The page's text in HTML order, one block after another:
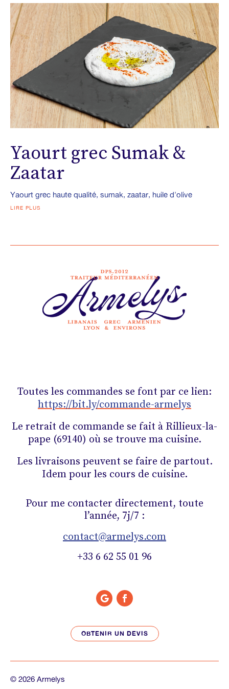
Yaourt grec Sumak &
Zaatar
Yaourt grec haute qualité, sumak, zaatar, huile d'olive
LIRE PLUS
Toutes les commandes se font par ce lien:
https://bit.ly/commande-armelys
Le retrait de commande se fait à Rillieux-la-
pape (69140) où se trouve ma cuisine.
Les livraisons peuvent se faire de partout.
Idem pour les cours de cuisine.
Pour me contacter directement, toute
l’année, 7j/7 :
contact@armelys.com
+33 6 62 55 01 96
OBTENIR UN DEVIS
© 2026 Armelys